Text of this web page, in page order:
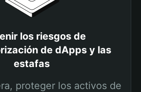
los riesgos de
de dApps y las
estafas
proteger los activos de